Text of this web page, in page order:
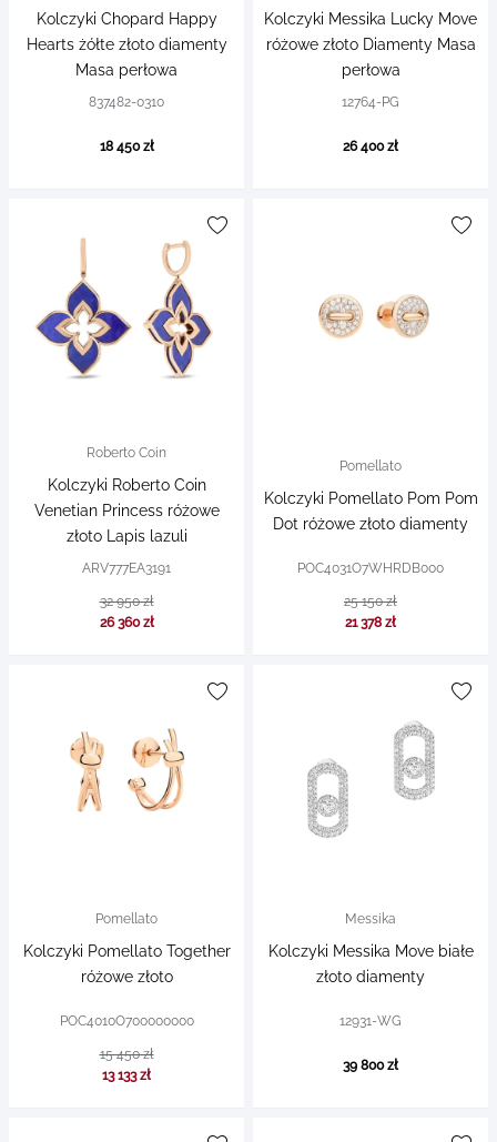
Kolczyki Chopard Happy
Hearts żółte złoto diamenty
Masa perłowa
837482-0310
18 450 zł
Kolczyki Messika Lucky Move
różowe złoto Diamenty Masa
perłowa
12764-PG
26 400 zł
Roberto Coin
Kolczyki Roberto Coin
Venetian Princess różowe
złoto Lapis lazuli
ARV777EA3191
32 950 zł
26 360 zł
Pomellato
Kolczyki Pomellato Pom Pom
Dot różowe złoto diamenty
POC4031O7WHRDB000
25 150 zł
21 378 zł
Pomellato
Kolczyki Pomellato Together
różowe złoto
POC4010O700000000
15 450 zł
13 133 zł
Messika
Kolczyki Messika Move białe
złoto diamenty
12931-WG
39 800 zł